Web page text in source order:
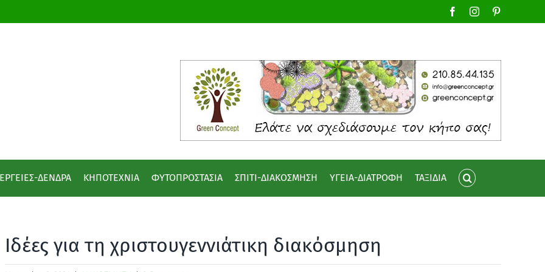
FacebookInstagram
ΔΕΝΔΡΑ ΚΗΠΟΤΕΧΝΙΑ ΦΥΤΟΠΡΟΣΤΑΣΙΑ ΣΠΙΤΙ-ΔΙΑΚΟΣΜΗΣΗ ΥΓΕΙΑ-ΔΙΑΤΡΟΦΗ ΤΑΞΙΔΙΑ
Ιδέες για τη χριστουγεννιάτικη διακόσμηση